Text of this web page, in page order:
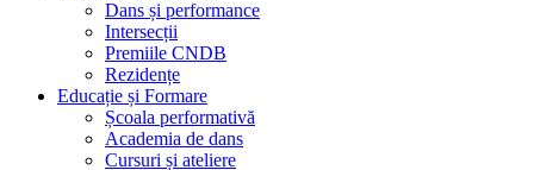
Dans și performance
Intersecții
Premiile CNDB
Rezidențe
Educație și Formare
Școala performativă
Academia de dans
Cursuri și ateliere